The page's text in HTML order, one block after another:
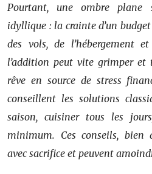
Pourtant, une ombre plane
idyllique : la crainte d’un
des vols, de l’hébergement
l’addition peut vite grimper et
rêve en source de stress
conseillent les solutions
saison, cuisiner tous les
minimum. Ces conseils, bien
avec sacrifice et peuvent